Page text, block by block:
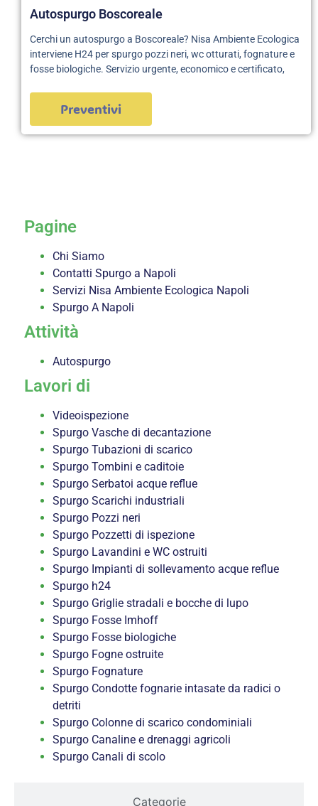
Autospurgo Boscoreale
Cerchi un autospurgo a Boscoreale? Nisa Ambiente Ecologica
interviene H24 per spurgo pozzi neri, wc otturati, fognature e
fosse biologiche. Servizio urgente, economico e certificato,
Preventivi
Categorie
Pagine
Chi Siamo
Contatti Spurgo a Napoli
Servizi Nisa Ambiente Ecologica Napoli
Spurgo A Napoli
Attività
Autospurgo
Lavori di
Videoispezione
Spurgo Vasche di decantazione
Spurgo Tubazioni di scarico
Spurgo Tombini e caditoie
Spurgo Serbatoi acque reflue
Spurgo Scarichi industriali
Spurgo Pozzi neri
Spurgo Pozzetti di ispezione
Spurgo Lavandini e WC ostruiti
Spurgo Impianti di sollevamento acque reflue
Spurgo h24
Spurgo Griglie stradali e bocche di lupo
Spurgo Fosse Imhoff
Spurgo Fosse biologiche
Spurgo Fogne ostruite
Spurgo Fognature
Spurgo Condotte fognarie intasate da radici o
detriti
Spurgo Colonne di scarico condominiali
Spurgo Canaline e drenaggi agricoli
Spurgo Canali di scolo